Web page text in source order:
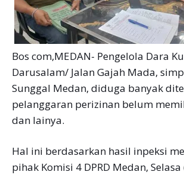
Bos com,MEDAN- Pengelola Dara
Darusalam/ Jalan Gajah Mada,
Sunggal Medan, diduga banyak
pelanggaran perizinan belum
dan lainya.
Hal ini berdasarkan hasil inpeksi
pihak Komisi 4 DPRD Medan,